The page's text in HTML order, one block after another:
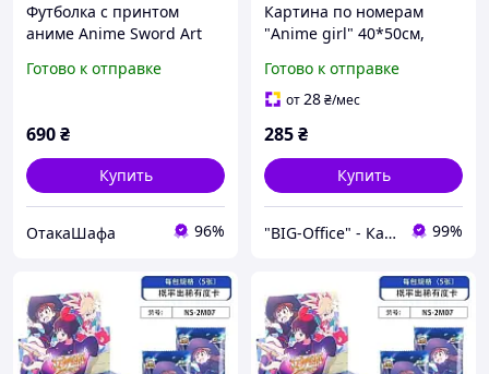
Футболка с принтом
аниме Anime Sword Art
Готово к отправке
690₴
Купить
ОтакаШафа 96%
Картина по номерам
"Anime girl" 40*50см,
Украина
Готово к отправке
от28₴/мес
285₴
Купить
"BIG-Office" - Канцтовары, рюкзаки и товары для творчества! 99%